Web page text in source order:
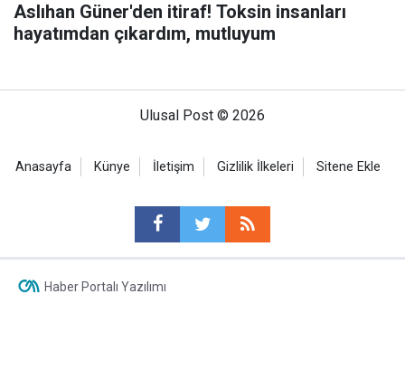
Aslıhan Güner'den itiraf! Toksin insanları
hayatımdan çıkardım, mutluyum
Ulusal Post © 2026
Anasayfa Künye İletişim Gizlilik İlkeleri Sitene Ekle
Haber Portalı Yazılımı